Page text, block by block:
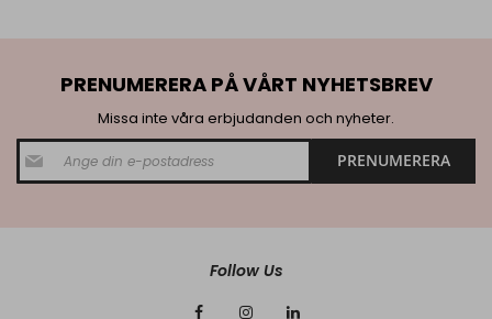
PRENUMERERA PÅ VÅRT NYHETSBREV
Missa inte våra erbjudanden och nyheter.
S
i
g
PRENUMERERA
Follow Us